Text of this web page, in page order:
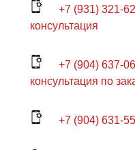
+7 (931) 321-
консультация
+7 (904) 637-
консультация по
+7 (904) 631-